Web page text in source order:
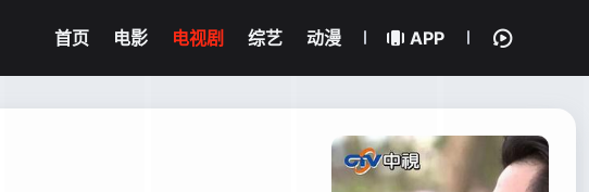
首页 电影 电视剧 综艺 动漫 APP